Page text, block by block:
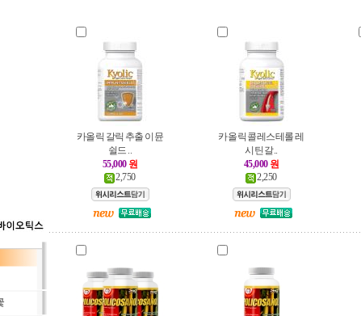
카올릭 갈릭 추출 이뮨
쉴드 ..
55,000 원
2,750
카올릭 콜레스테롤 레
시틴 갈..
45,000 원
2,250